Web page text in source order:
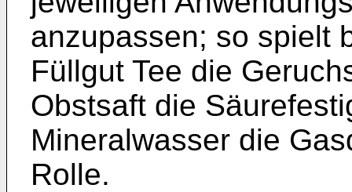
anzupassen; so spielt
Füllgut Tee die
Obstsaft die
Mineralwasser die
Rolle.